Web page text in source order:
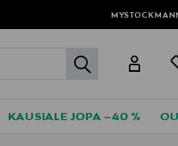
KAUSIALE JOPA –40 %